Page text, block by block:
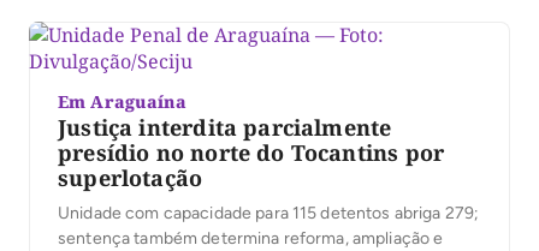
Em Araguaína
Justiça interdita parcialmente
presídio no norte do Tocantins por
superlotação
Unidade com capacidade para 115 detentos abriga 279;
sentença também determina reforma, ampliação e